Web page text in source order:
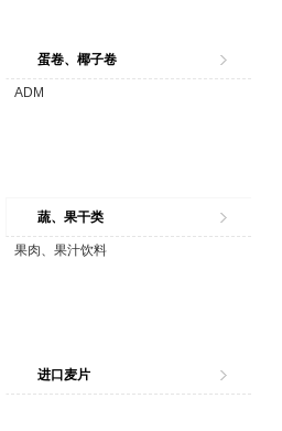
蛋卷、椰子卷
ADM
蔬、果干类
果肉、果汁饮料
进口麦片